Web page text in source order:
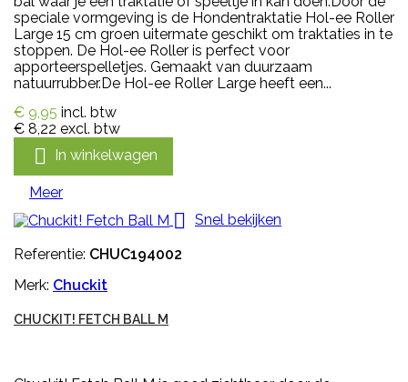
speciale vormgeving is de Hondentraktatie Hol-ee Roller
Large 15 cm groen uitermate geschikt om traktaties in te
stoppen. De Hol-ee Roller is perfect voor
apporteerspelletjes. Gemaakt van duurzaam
natuurrubber.De Hol-ee Roller Large heeft een...
€ 9,95 incl. btw
€ 8,22 excl. btw
 In winkelwagen
Meer
 Snel bekijken
Referentie: CHUC194002
Merk: Chuckit
CHUCKIT! FETCH BALL M